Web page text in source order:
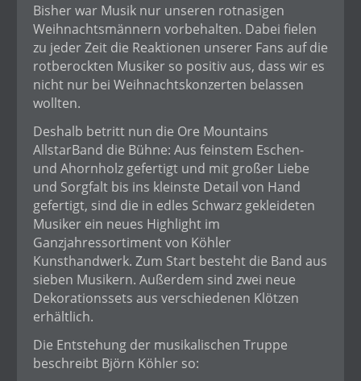
Bisher war Musik nur unseren rotnasigen
Weihnachtsmännern vorbehalten. Dabei fielen
zu jeder Zeit die Reaktionen unserer Fans auf die
rotberockten Musiker so positiv aus, dass wir es
nicht nur bei Weihnachtskonzerten belassen
wollten.
Deshalb betritt nun die Ore Mountains
AllstarBand die Bühne: Aus feinstem Eschen-
und Ahornholz gefertigt und mit großer Liebe
und Sorgfalt bis ins kleinste Detail von Hand
gefertigt, sind die in edles Schwarz gekleideten
Musiker ein neues Highlight im
Ganzjahressortiment von Köhler
Kunsthandwerk. Zum Start besteht die Band aus
sieben Musikern. Außerdem sind zwei neue
Dekorationssets aus verschiedenen Klötzen
erhältlich.
Die Entstehung der musikalischen Truppe
beschreibt Björn Köhler so: